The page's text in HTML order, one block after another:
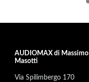
AUDIOMAX di Massimo
Masotti
Via Spilimbergo 170